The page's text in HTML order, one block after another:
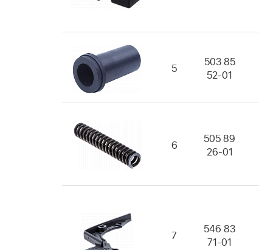
5
503 85
52-01
6
505 89
26-01
7
546 83
71-01